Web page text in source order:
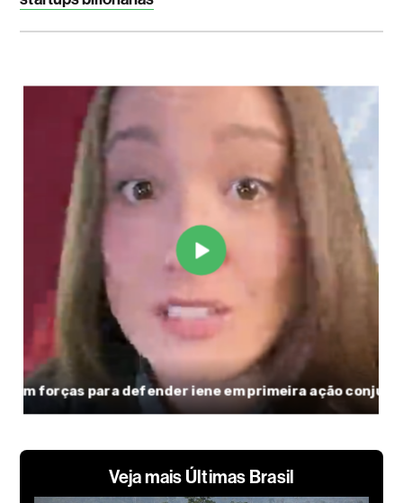
Veja mais Últimas Brasil